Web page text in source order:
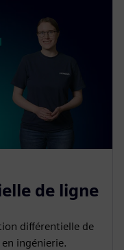
de ligne
différentielle de
ingénierie.